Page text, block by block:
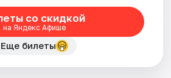
со скидкой
на Яндекс Афише
Еще билеты